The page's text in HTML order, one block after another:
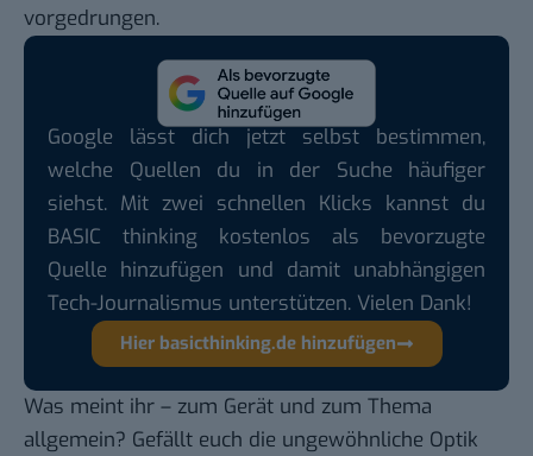
vorgedrungen.
Google lässt dich jetzt selbst bestimmen,
welche Quellen du in der Suche häufiger
siehst. Mit zwei schnellen Klicks kannst du
BASIC thinking kostenlos als bevorzugte
Quelle hinzufügen und damit unabhängigen
Tech-Journalismus unterstützen. Vielen Dank!
Hier basicthinking.de hinzufügen
Was meint ihr – zum Gerät und zum Thema
allgemein? Gefällt euch die ungewöhnliche Optik